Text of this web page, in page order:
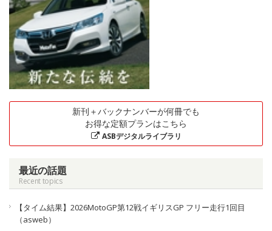
新刊＋バックナンバーが何冊でも
お得な定額プランはこちら
ASBデジタルライブラリ
最近の話題
Recent topics
【タイム結果】2026MotoGP第12戦イギリスGP フリー走行1回目
（asweb）